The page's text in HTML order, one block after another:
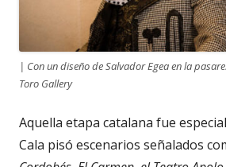
| Con un diseño de Salvador Egea en la
Toro Gallery
Aquella etapa catalana fue
Cala pisó escenarios señalados